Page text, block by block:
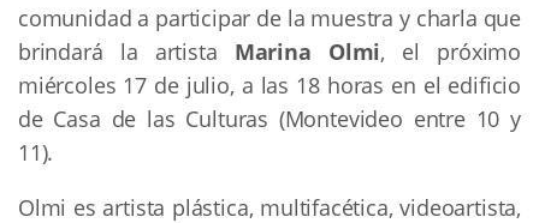
comunidad a participar de la muestra y charla que
brindará la artista Marina Olmi, el próximo
miércoles 17 de julio, a las 18 horas en el edificio
de Casa de las Culturas (Montevideo entre 10 y
11).
Olmi es artista plástica, multifacética, videoartista,